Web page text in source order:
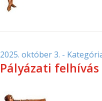
2025. október 3. -
Pályázati felhívás